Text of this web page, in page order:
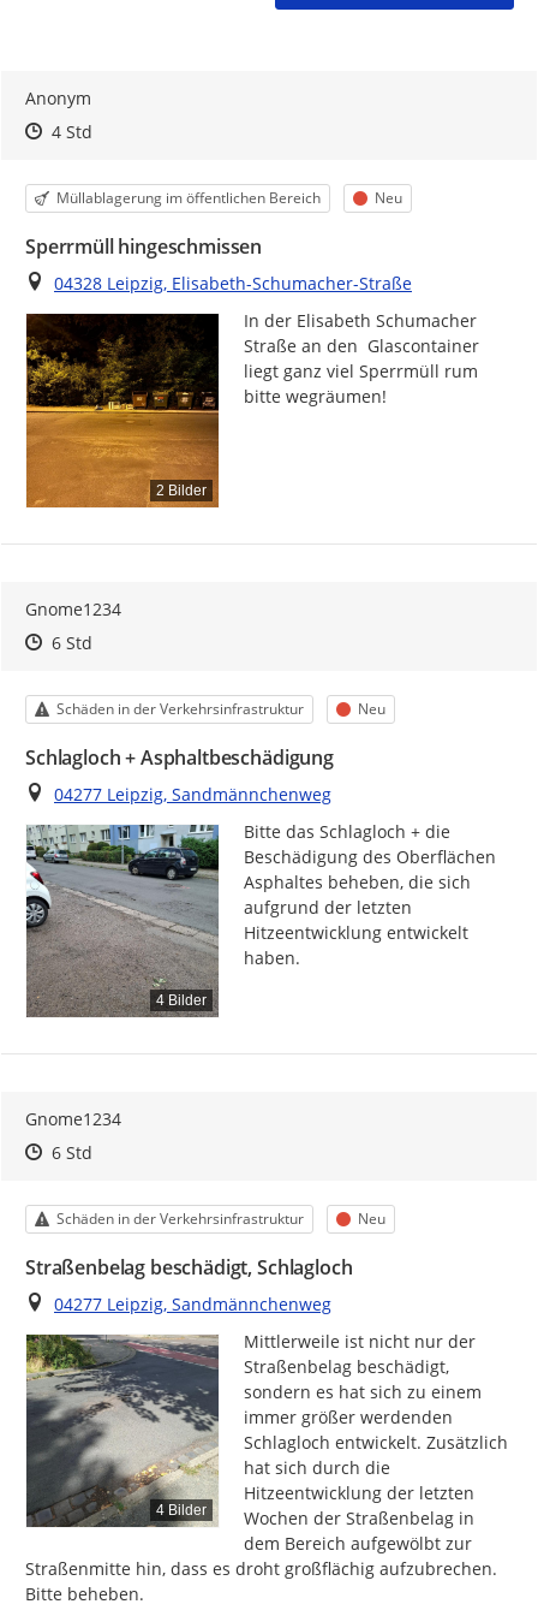
Anonym
Zeitpunkt des Erstellens
Zeitpunkt des Erstellens
4 StdZur Äußerung
Kategorie
Müllablagerung im öffentlichen Bereich Status
Neu
Sperrmüll hingeschmissen
Ort
04328 Leipzig, Elisabeth-Schumacher-Straße
2 Bilder
In der Elisabeth Schumacher
Straße an den  Glascontainer
liegt ganz viel Sperrmüll rum
bitte wegräumen!
Gnome1234
Zeitpunkt des Erstellens
Zeitpunkt des Erstellens
6 StdZur Äußerung
Kategorie
Schäden in der Verkehrsinfrastruktur Status
Neu
Schlagloch + Asphaltbeschädigung
Ort
04277 Leipzig, Sandmännchenweg
4 Bilder
Bitte das Schlagloch + die
Beschädigung des Oberflächen
Asphaltes beheben, die sich
aufgrund der letzten
Hitzeentwicklung entwickelt
haben.
Gnome1234
Zeitpunkt des Erstellens
Zeitpunkt des Erstellens
6 StdZur Äußerung
Kategorie
Schäden in der Verkehrsinfrastruktur Status
Neu
Straßenbelag beschädigt, Schlagloch
Ort
04277 Leipzig, Sandmännchenweg
4 Bilder
Mittlerweile ist nicht nur der
Straßenbelag beschädigt,
sondern es hat sich zu einem
immer größer werdenden
Schlagloch entwickelt. Zusätzlich
hat sich durch die
Hitzeentwicklung der letzten
Wochen der Straßenbelag in
dem Bereich aufgewölbt zur
Straßenmitte hin, dass es droht großflächig aufzubrechen.
Bitte beheben.